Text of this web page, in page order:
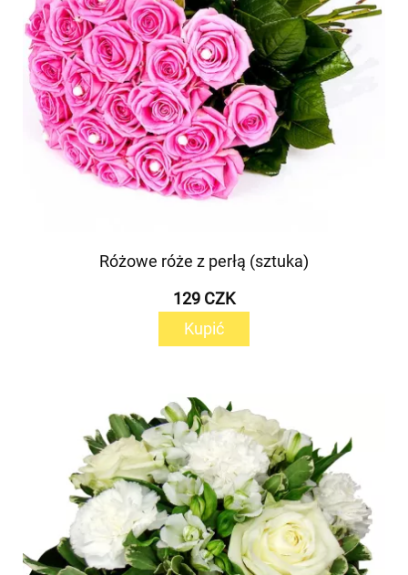
Różowe róże z perłą (sztuka)
129 CZK
Kupić